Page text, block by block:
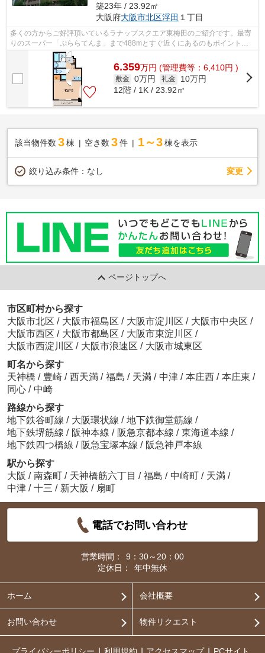
築23年 / 23.92㎡
大阪府大阪市北区浮田 １丁目
多くの方からご好評頂いているラナップスクエア東梅田のご紹介です。最寄
りのスーパー「ぷららてんま」まで488mとすぐ近くにあるのもポイントで
す。陽当たりが良いので、洗濯物が臭わ...
6.359万円 (管理費等：6,410円 )
敷金 0万円 礼金
10万円
12階 / 1K / 23.92㎡
該当物件数 3棟 空き数 3 件 1～3 棟を表示
絞り込み条件： なし 変更
ページトップへ
市区町村から探す
大阪市北区 / 大阪市福島区 / 大阪市淀川区 / 大阪市中央区 /
大阪市西区 / 大阪市都島区 / 大阪市東淀川区 /
大阪市西淀川区 / 大阪市浪速区 / 大阪市城東区
町名から探す
天神橋 / 豊崎 / 西天満 / 福島 / 天満 / 中津 / 本庄西 / 本庄東 /
同心 / 中崎
路線から探す
地下鉄谷町線 / 大阪環状線 / 地下鉄御堂筋線 /
地下鉄堺筋線 / 阪神本線 / 阪急京都本線 / 東海道本線 /
地下鉄四つ橋線 / 阪急宝塚本線 / 阪急神戸本線
駅から探す
大阪 / 南森町 / 天神橋筋六丁目 / 福島 / 中崎町 / 天満 /
中津 / 十三 / 新大阪 / 扇町
電話でお問い合わせ
営業時間：
9：30～20：00
定休日：
年中無休
ホーム 会社概要
お問い合わせ 物件リクエスト